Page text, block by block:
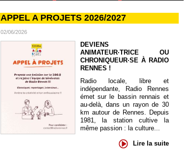
APPEL A PROJETS 2026/2027
02/06/2026
DEVIENS
ANIMATEUR·TRICE OU
CHRONIQUEUR·SE À RADIO
RENNES !
Radio locale, libre et
indépendante, Radio Rennes
émet sur le bassin rennais et
au-delà, dans un rayon de 30
km autour de Rennes. Depuis
1981, la station cultive la
même passion : la culture...
Lire la suite